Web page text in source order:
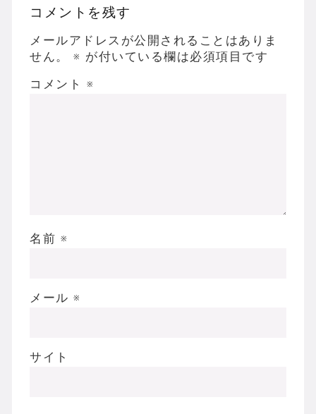
コメントを残す
メールアドレスが公開されることはありま
せん。
※ が付いている欄は必須項目です
コメント ※
名前 ※
メール ※
サイト